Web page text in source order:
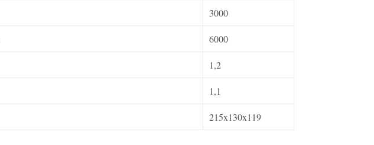
3000
6000
1,2
1,1
215x130x119